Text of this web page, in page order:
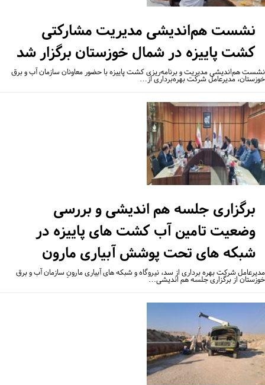
نشست هم‌اندیشی مدیریت مشارکتی
کشت پاییزه در شمال خوزستان برگزار شد
هم‌اندیشی مدیریت و برنامه‌ریزی کشت پاییزه با حضور معاونان سازمان آب و برق
مدیرعامل شرکت بهره‌برداری از…
برگزاری جلسه هم اندیشی و بررسی
وضعیت تامین آب کشت های پاییزه در
شبکه های تحت پوشش آبیاری مارون
شرکت بهره برداری از سد، نیروگاه و شبکه های آبیاری مارونِ سازمان آب و برق
از برگزاری جلسه هم اندیشی…